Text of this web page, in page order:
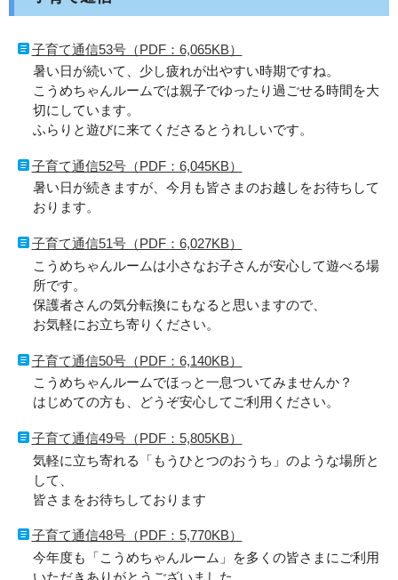
子育て通信53号（PDF：6,065KB）
暑い日が続いて、少し疲れが出やすい時期ですね。
こうめちゃんルームでは親子でゆったり過ごせる時間を大
切にしています。
ふらりと遊びに来てくださるとうれしいです。
子育て通信52号（PDF：6,045KB）
暑い日が続きますが、今月も皆さまのお越しをお待ちして
おります。
子育て通信51号（PDF：6,027KB）
こうめちゃんルームは小さなお子さんが安心して遊べる場
所です。
保護者さんの気分転換にもなると思いますので、
お気軽にお立ち寄りください。
子育て通信50号（PDF：6,140KB）
こうめちゃんルームでほっと一息ついてみませんか？
はじめての方も、どうぞ安心してご利用ください。
子育て通信49号（PDF：5,805KB）
気軽に立ち寄れる「もうひとつのおうち」のような場所と
して、
皆さまをお待ちしております
子育て通信48号（PDF：5,770KB）
今年度も「こうめちゃんルーム」を多くの皆さまにご利用
いただきありがとうございました。